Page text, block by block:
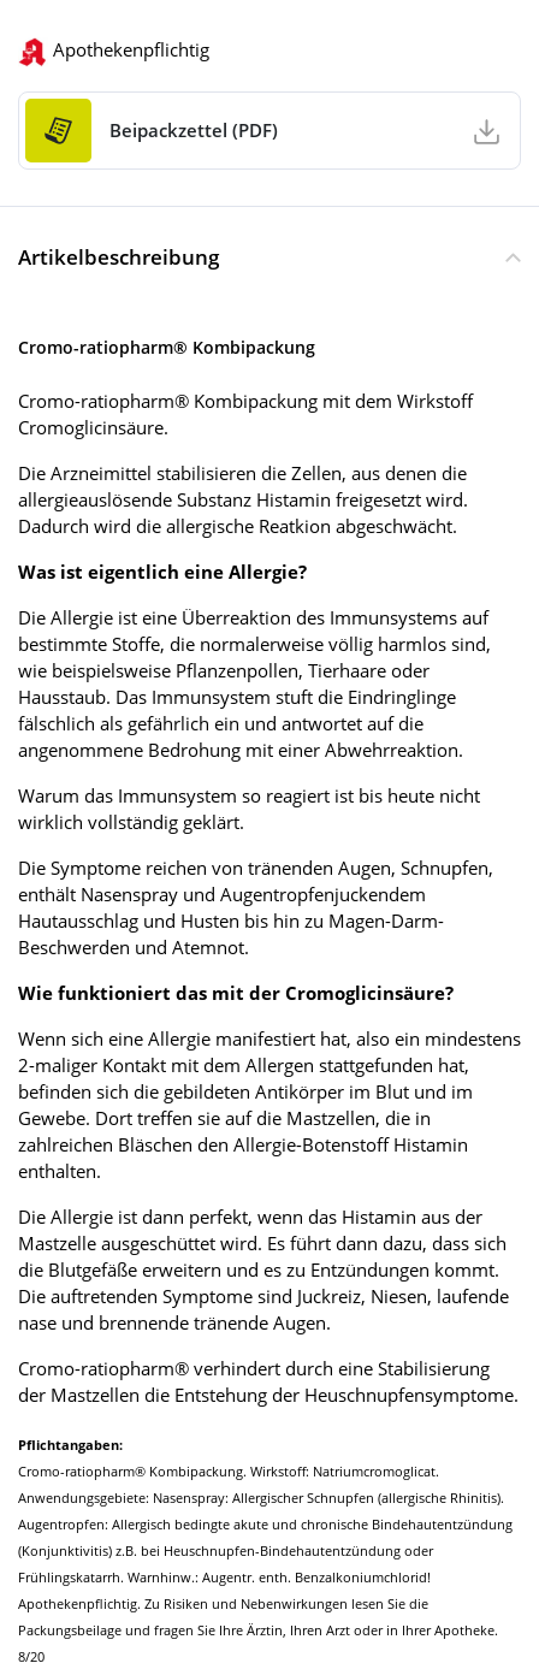
Apothekenpflichtig
Beipackzettel (PDF)
Artikelbeschreibung
Cromo-ratiopharm® Kombipackung
Cromo-ratiopharm® Kombipackung mit dem Wirkstoff
Cromoglicinsäure.
Die Arzneimittel stabilisieren die Zellen, aus denen die
allergieauslösende Substanz Histamin freigesetzt wird.
Dadurch wird die allergische Reatkion abgeschwächt.
Was ist eigentlich eine Allergie?
Die Allergie ist eine Überreaktion des Immunsystems auf
bestimmte Stoffe, die normalerweise völlig harmlos sind,
wie beispielsweise Pflanzenpollen, Tierhaare oder
Hausstaub. Das Immunsystem stuft die Eindringlinge
fälschlich als gefährlich ein und antwortet auf die
angenommene Bedrohung mit einer Abwehrreaktion.
Warum das Immunsystem so reagiert ist bis heute nicht
wirklich vollständig geklärt.
Die Symptome reichen von tränenden Augen, Schnupfen,
enthält Nasenspray und Augentropfenjuckendem
Hautausschlag und Husten bis hin zu Magen-Darm-
Beschwerden und Atemnot.
Wie funktioniert das mit der Cromoglicinsäure?
Wenn sich eine Allergie manifestiert hat, also ein mindestens
2-maliger Kontakt mit dem Allergen stattgefunden hat,
befinden sich die gebildeten Antikörper im Blut und im
Gewebe. Dort treffen sie auf die Mastzellen, die in
zahlreichen Bläschen den Allergie-Botenstoff Histamin
enthalten.
Die Allergie ist dann perfekt, wenn das Histamin aus der
Mastzelle ausgeschüttet wird. Es führt dann dazu, dass sich
die Blutgefäße erweitern und es zu Entzündungen kommt.
Die auftretenden Symptome sind Juckreiz, Niesen, laufende
nase und brennende tränende Augen.
Cromo-ratiopharm® verhindert durch eine Stabilisierung
der Mastzellen die Entstehung der Heuschnupfensymptome.
Pflichtangaben:
Cromo-ratiopharm® Kombipackung. Wirkstoff: Natriumcromoglicat.
Anwendungsgebiete: Nasenspray: Allergischer Schnupfen (allergische Rhinitis).
Augentropfen: Allergisch bedingte akute und chronische Bindehautentzündung
(Konjunktivitis) z.B. bei Heuschnupfen-Bindehautentzündung oder
Frühlingskatarrh. Warnhinw.: Augentr. enth. Benzalkoniumchlorid!
Apothekenpflichtig. Zu Risiken und Nebenwirkungen lesen Sie die
Packungsbeilage und fragen Sie Ihre Ärztin, Ihren Arzt oder in Ihrer Apotheke.
8/20